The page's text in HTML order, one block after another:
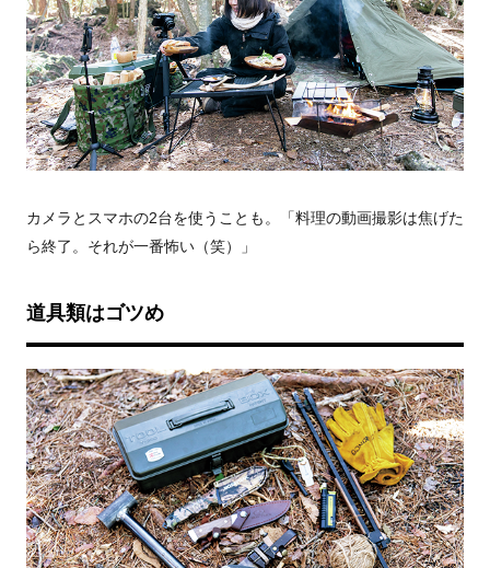
カメラとスマホの2台を使うことも。「料理の動画撮影は焦げた
ら終了。それが一番怖い（笑）」
道具類はゴツめ